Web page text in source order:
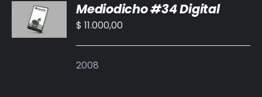
AL
CARRITO
/
Mediodicho #34 Digital
$ 11.000,00
2008